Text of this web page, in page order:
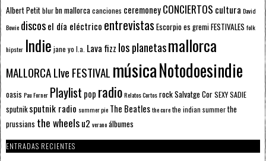
Albert Petitblurbn mallorcacanciones ceremoneyCONCIERTOS cultura David
Bowie discosel día eléctrico entrevistas Escorpioes gremiFESTIVALES folk
hipster Indie jane yo l.a. Lava fizz los planetasmallorca
MALLORCA LIve FESTIVAL músicaNotodoesindie
oasis Pau Forner Playlist pop radioRelatos CortosrockSalvatge CorSEXY SADIE
sputnik sputnik radio summer pie The Beatlesthe curethe indian summerthe
prussians the wheelsu2 veranoálbumes
ENTRADAS RECIENTES